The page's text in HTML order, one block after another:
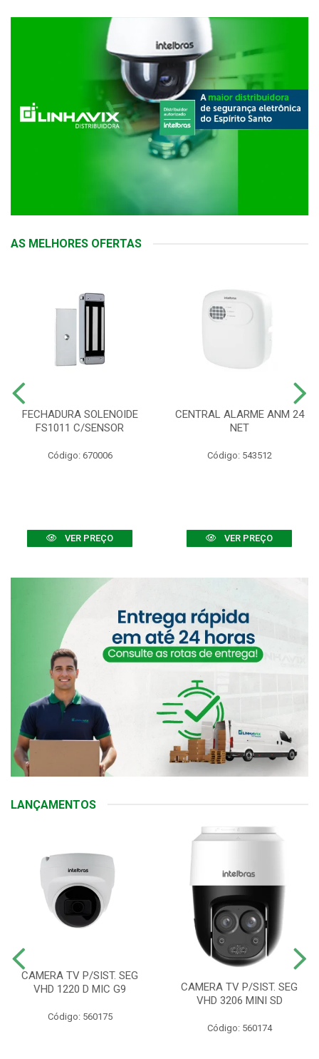
AS MELHORES OFERTAS
FECHADURA SOLENOIDE
FS1011 C/SENSOR
Código: 670006
VER PREÇO
CENTRAL ALARME ANM 24
NET
Código: 543512
VER PREÇO
LANÇAMENTOS
CAMERA TV P/SIST. SEG
VHD 1220 D MIC G9
Código: 560175
CAMERA TV P/SIST. SEG
VHD 3206 MINI SD
Código: 560174